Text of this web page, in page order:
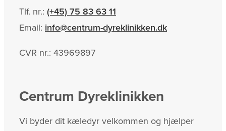
Tlf. nr.: (+45) 75 83 63 11
Email: info@centrum-dyreklinikken.dk
CVR nr.: 43969897
Centrum Dyreklinikken
Vi byder dit kæledyr velkommen og hjælper